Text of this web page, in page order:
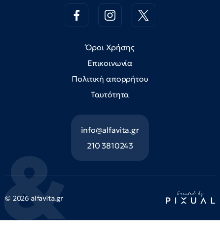
Όροι Χρήσης
Επικοινωνία
Πολιτική απορρήτου
Ταυτότητα
info@alfavita.gr
210 3810243
© 2026 alfavita.gr